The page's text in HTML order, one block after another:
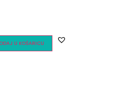
U KOŠARICU